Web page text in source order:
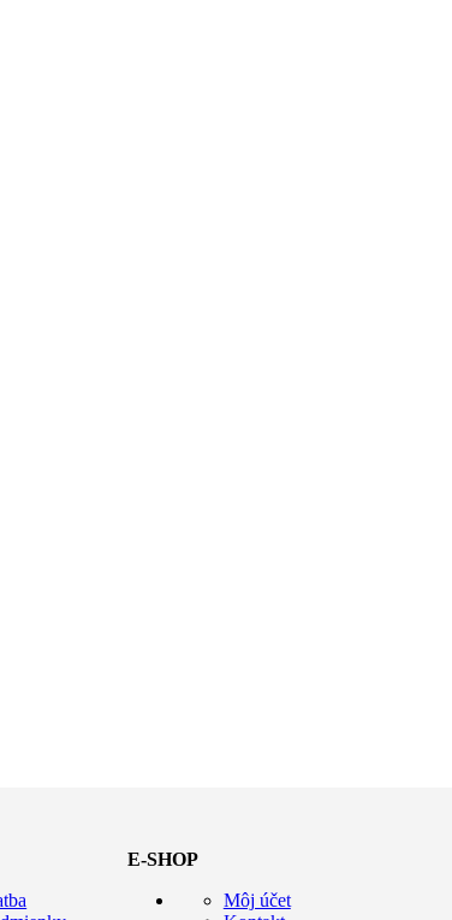
E-SHOP
Môj účet